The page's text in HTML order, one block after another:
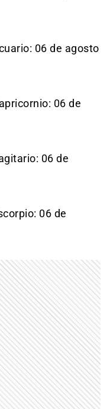
06 de agosto
06 de
06 de
06 de